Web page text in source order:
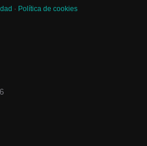
· Política de cookies